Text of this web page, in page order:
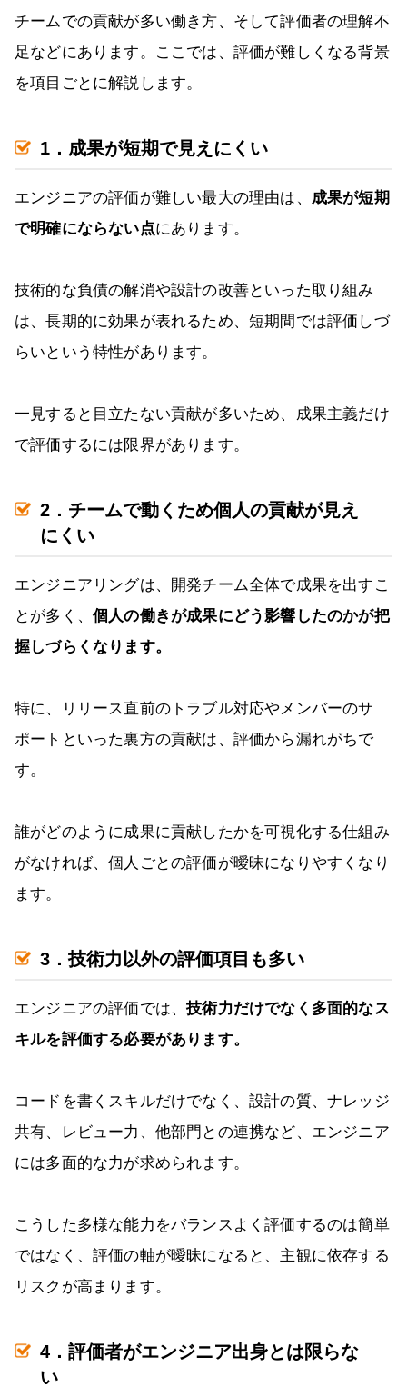
チームでの貢献が多い働き方、そして評価者の理解不
足などにあります。ここでは、評価が難しくなる背景
を項目ごとに解説します。
1．成果が短期で見えにくい
エンジニアの評価が難しい最大の理由は、 成果が短期
で明確にならない点にあります。
技術的な負債の解消や設計の改善といった取り組み
は、長期的に効果が表れるため、短期間では評価しづ
らいという特性があります。
一見すると目立たない貢献が多いため、成果主義だけ
で評価するには限界があります。
2．チームで動くため個人の貢献が見え
にくい
エンジニアリングは、開発チーム全体で成果を出すこ
とが多く、 個人の働きが成果にどう影響したのかが把
握しづらくなります。
特に、リリース直前のトラブル対応やメンバーのサ
ポートといった裏方の貢献は、評価から漏れがちで
す。
誰がどのように成果に貢献したかを可視化する仕組み
がなければ、個人ごとの評価が曖昧になりやすくなり
ます。
3．技術力以外の評価項目も多い
エンジニアの評価では、技術力だけでなく多面的なス
キルを評価する必要があります。
コードを書くスキルだけでなく、設計の質、ナレッジ
共有、レビュー力、他部門との連携など、エンジニア
には多面的な力が求められます。
こうした多様な能力をバランスよく評価するのは簡単
ではなく、評価の軸が曖昧になると、主観に依存する
リスクが高まります。
4．評価者がエンジニア出身とは限らな
い